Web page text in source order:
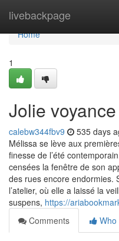
livebackpage
Home
Home
1
Jolie voyance
calebw344fbv9 535 days
Mélissa se lève aux
finesse de l’été
censées la fenêtre de son
des rues encore endormies.
l’atelier, où elle a laissé la
suspens, https://
Comments
Who